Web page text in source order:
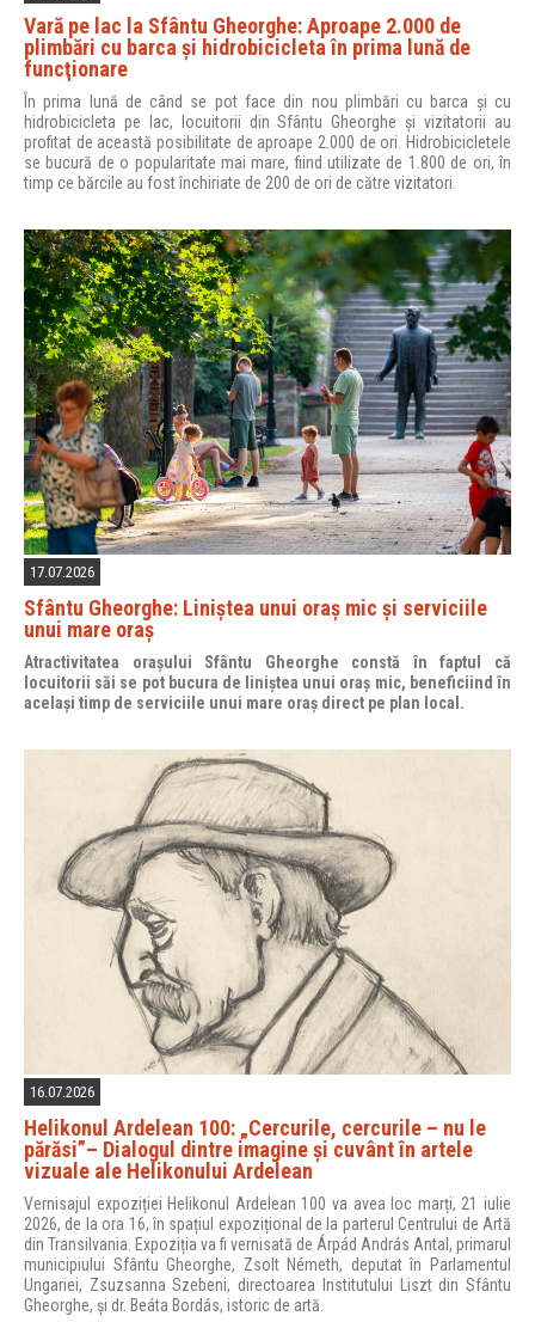
Vară pe lac la Sfântu Gheorghe: Aproape 2.000 de
plimbări cu barca şi hidrobicicleta în prima lună de
funcţionare
În prima lună de când se pot face din nou plimbări cu barca și cu
hidrobicicleta pe lac, locuitorii din Sfântu Gheorghe și vizitatorii au
profitat de această posibilitate de aproape 2.000 de ori. Hidrobicicletele
se bucură de o popularitate mai mare, fiind utilizate de 1.800 de ori, în
timp ce bărcile au fost închiriate de 200 de ori de către vizitatori.
17.07.2026
Sfântu Gheorghe: Liniștea unui oraș mic și serviciile
unui mare oraș
Atractivitatea orașului Sfântu Gheorghe constă în faptul că
locuitorii săi se pot bucura de liniștea unui oraș mic, beneficiind în
același timp de serviciile unui mare oraș direct pe plan local.
16.07.2026
Helikonul Ardelean 100: „Cercurile, cercurile – nu le
părăsi”– Dialogul dintre imagine și cuvânt în artele
vizuale ale Helikonului Ardelean
Vernisajul expoziției Helikonul Ardelean 100 va avea loc marți, 21 iulie
2026, de la ora 16, în spațiul expozițional de la parterul Centrului de Artă
din Transilvania. Expoziția va fi vernisată de Árpád András Antal, primarul
municipiului Sfântu Gheorghe, Zsolt Németh, deputat în Parlamentul
Ungariei, Zsuzsanna Szebeni, directoarea Institutului Liszt din Sfântu
Gheorghe, și dr. Beáta Bordás, istoric de artă.